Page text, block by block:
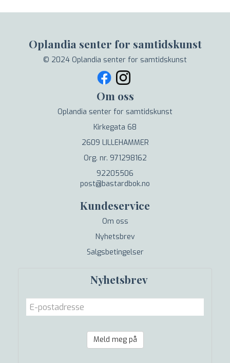
Oplandia senter for samtidskunst
© 2024 Oplandia senter for samtidskunst
Om oss
Oplandia senter for samtidskunst
Kirkegata 68
2609 LILLEHAMMER
Org. nr. 971298162
92205506
post@bastardbok.no
Kundeservice
Om oss
Nyhetsbrev
Salgsbetingelser
Nyhetsbrev
Meld meg på